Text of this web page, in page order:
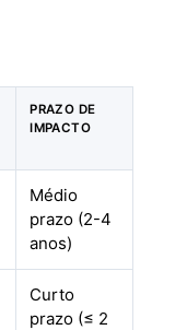
PRAZO DE
IMPACTO
Médio
prazo (2-4
anos)
Curto
prazo (≤ 2